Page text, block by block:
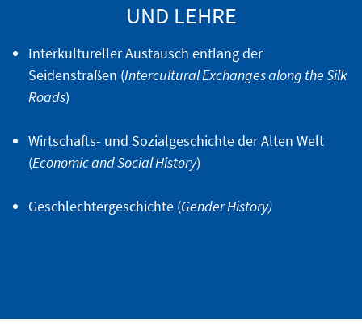
UND LEHRE
Interkultureller Austausch entlang der
Seidenstraßen (Intercultural Exchanges along the Silk
Roads)
Wirtschafts- und Sozialgeschichte der Alten Welt
(Economic and Social History)
Geschlechtergeschichte (Gender History)